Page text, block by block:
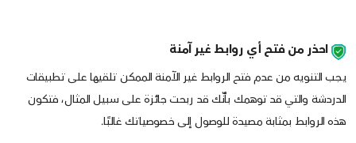
احذر من فتح أي روابط غير آمنة
يجب التنويه من عدم فتح الروابط غير الآمنة الممكن تلقيها على تطبيقات
الدردشة والتي قد توهمك بأنّك قد ربحت جائزة على سبيل المثال، فتكون
هذه الروابط بمثابة مصيدة للوصول إلى خصوصياتك غالبًا.